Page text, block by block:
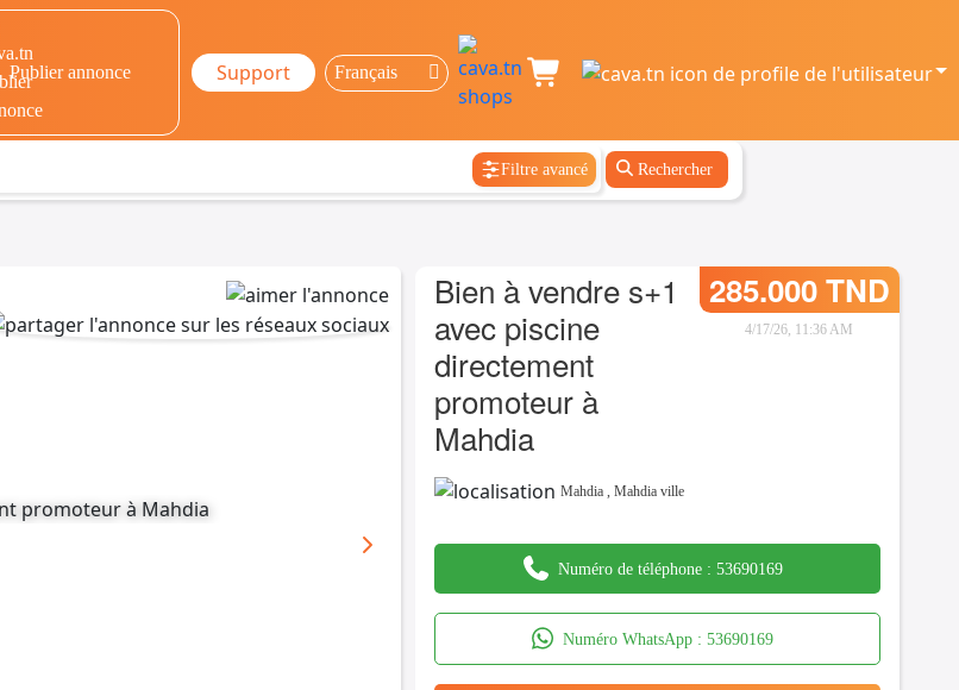
Publier annonce Support
Filtre avancé Rechercher
Bien à vendre s+1
avec piscine
directement
promoteur à
Mahdia
285.000 TND
4/17/26, 11:36 AM
Mahdia ,Mahdia ville
Numéro de téléphone : 53690169
Numéro WhatsApp :53690169